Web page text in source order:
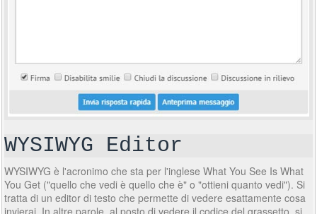
WYSIWYG Editor
WYSIWYG è l'acronimo che sta per l'inglese What You See Is What
You Get ("quello che vedi è quello che è" o "ottieni quanto vedi"). Si
tratta di un editor di testo che permette di vedere esattamente cosa
invierai. In altre parole, al posto di vedere il codice del grassetto, si